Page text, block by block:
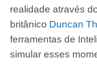
realidade através
britânico Duncan
ferramentas de
simular esses